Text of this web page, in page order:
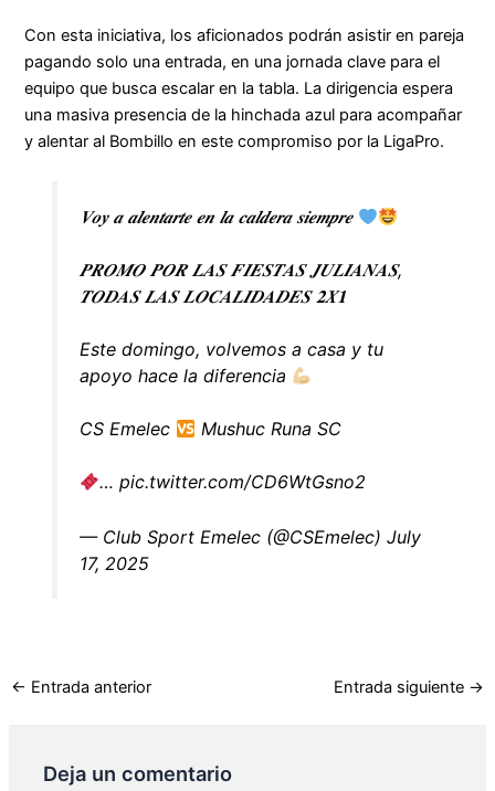
Con esta iniciativa, los aficionados podrán asistir en pareja
pagando solo una entrada, en una jornada clave para el
equipo que busca escalar en la tabla. La dirigencia espera
una masiva presencia de la hinchada azul para acompañar
y alentar al Bombillo en este compromiso por la LigaPro.
𝑽𝒐𝒚 𝒂 𝒂𝒍𝒆𝒏𝒕𝒂𝒓𝒕𝒆 𝒆𝒏 𝒍𝒂 𝒄𝒂𝒍𝒅𝒆𝒓𝒂 𝒔𝒊𝒆𝒎𝒑𝒓𝒆
𝑷𝑹𝑶𝑴𝑶 𝑷𝑶𝑹 𝑳𝑨𝑺 𝑭𝑰𝑬𝑺𝑻𝑨𝑺 𝑱𝑼𝑳𝑰𝑨𝑵𝑨𝑺,
𝑻𝑶𝑫𝑨𝑺 𝑳𝑨𝑺 𝑳𝑶𝑪𝑨𝑳𝑰𝑫𝑨𝑫𝑬𝑺 𝟐𝑿𝟏
Este domingo, volvemos a casa y tu
apoyo hace la diferencia
CS Emelec Mushuc Runa SC
… pic.twitter.com/CD6WtGsno2
— Club Sport Emelec (@CSEmelec) July
17, 2025
← Entrada anterior Entrada siguiente →
Deja un comentario